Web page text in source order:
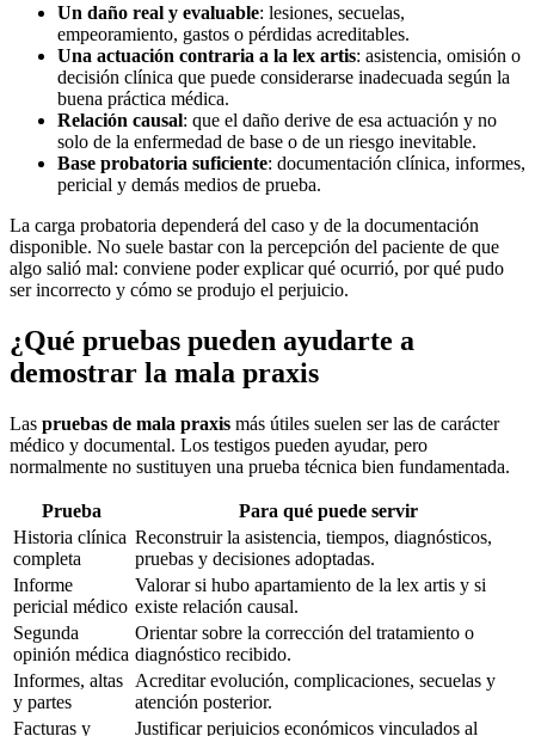
Un daño real y evaluable: lesiones, secuelas,
empeoramiento, gastos o pérdidas acreditables.
Una actuación contraria a la lex artis: asistencia, omisión o
decisión clínica que puede considerarse inadecuada según la
buena práctica médica.
Relación causal: que el daño derive de esa actuación y no
solo de la enfermedad de base o de un riesgo inevitable.
Base probatoria suficiente: documentación clínica, informes,
pericial y demás medios de prueba.
La carga probatoria dependerá del caso y de la documentación
disponible. No suele bastar con la percepción del paciente de que
algo salió mal: conviene poder explicar qué ocurrió, por qué pudo
ser incorrecto y cómo se produjo el perjuicio.
¿Qué pruebas pueden ayudarte a
demostrar la mala praxis
Las pruebas de mala praxis más útiles suelen ser las de carácter
médico y documental. Los testigos pueden ayudar, pero
normalmente no sustituyen una prueba técnica bien fundamentada.
Prueba
Para qué puede servir
Historia clínica
completa
Reconstruir la asistencia, tiempos, diagnósticos,
pruebas y decisiones adoptadas.
Informe
pericial médico
Valorar si hubo apartamiento de la lex artis y si
existe relación causal.
Segunda
opinión médica
Orientar sobre la corrección del tratamiento o
diagnóstico recibido.
Informes, altas
y partes
Acreditar evolución, complicaciones, secuelas y
atención posterior.
Facturas y
Justificar perjuicios económicos vinculados al